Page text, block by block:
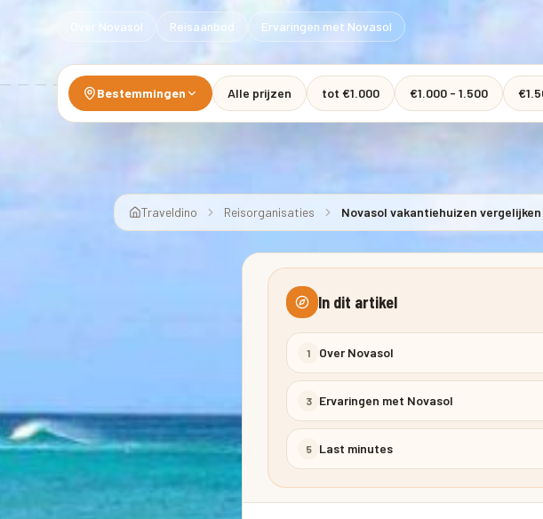
Over Novasol Reisaanbod Ervaringen met Novasol
Bestemmingen Alle prijzen tot €1.000 €1.000 - 1.500
Traveldino Reisorganisaties Novasol vakantiehuizen vergelijken
In dit artikel
1 Over Novasol
3 Ervaringen met Novasol
5 Last minutes